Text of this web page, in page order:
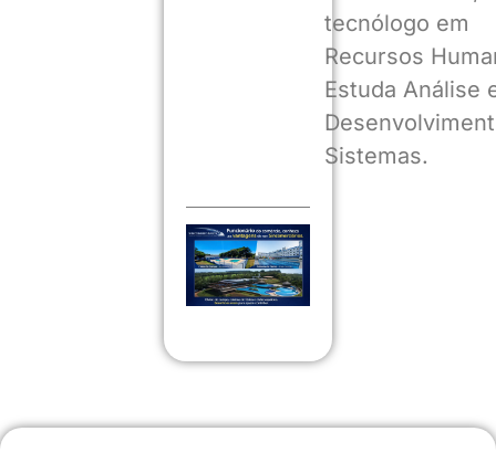
tecnólogo em
Recursos
Estuda Análise
Sistemas.